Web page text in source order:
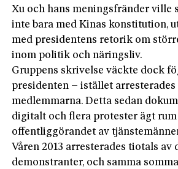
Xu och hans meningsfränder ville
inte bara med Kinas konstitution,
med presidentens retorik om
inom politik och näringsliv.
Gruppens skrivelse väckte dock
presidenten – istället arresterades
medlemmarna. Detta sedan
digitalt och flera protester ägt
offentliggörandet av
Våren 2013 arresterades tiotals av
demonstranter, och samma